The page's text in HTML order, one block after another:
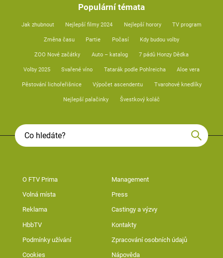
Populární témata
Jak zhubnout Nejlepší filmy 2024 Nejlepší horory TV program
Změna času Partie Počasí Kdy budou volby
ZOO Nové začátky Auto – katalog 7 pádů Honzy Dědka
Volby 2025 Svařené víno Tatarák podle Pohlreicha Aloe vera
Pěstování lichořeřišnice Výpočet ascendentu Tvarohové knedlíky
Nejlepší palačinky Švestkový koláč
O FTV Prima Management
Volná místa Press
Reklama Castingy a výzvy
HbbTV Kontakty
Podmínky užívání Zpracování osobních údajů
Cookies Nápověda